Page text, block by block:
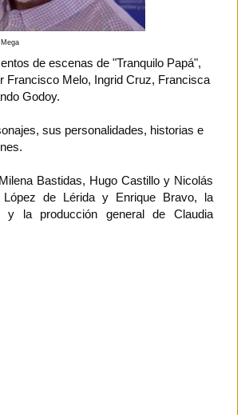
de escenas de "Tranquilo Papá",
Francisco Melo, Ingrid Cruz, Francisca
Godoy.
sus personalidades, historias e
Bastidas, Hugo Castillo y Nicolás
de Lérida y Enrique Bravo, la
y la producción general de Claudia